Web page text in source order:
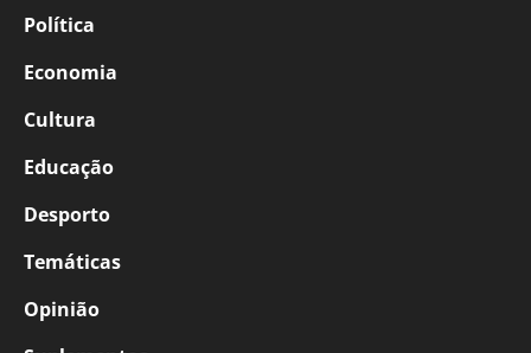
Política
Economia
Cultura
Educação
Desporto
Temáticas
Opinião